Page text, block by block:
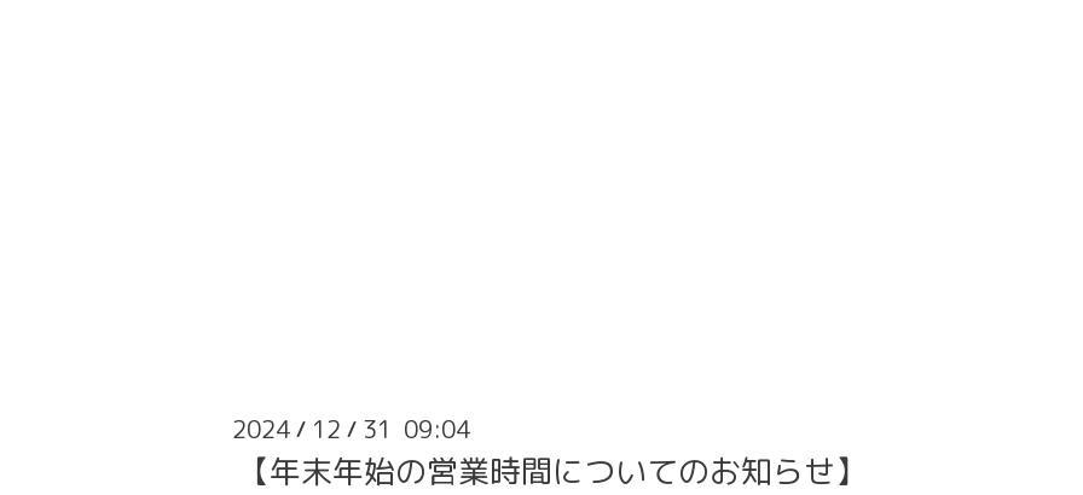
2024 / 12 / 31 09:04
【年末年始の営業時間についてのお知らせ】